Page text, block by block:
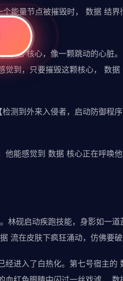
能量节点被摧毁时， 数据 结界
数据 核心，像一颗跳动的心脏
到，只要摧毁这颗核心， 数据
测到外来入侵者，启动防御程
能感觉到 数据 核心正在呼唤他
林砚启动疾跑技能，身影如一道
流在皮肤下疯狂涌动，仿佛要破
进入了白热化。第七号宿主的